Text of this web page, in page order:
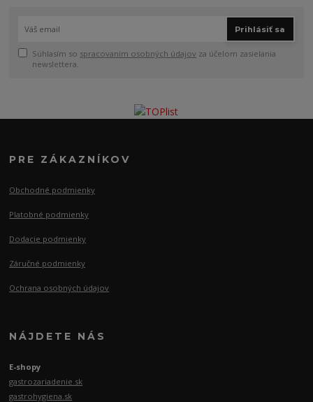
Prihlásiť sa
Súhlasím so spracovaním osobných údajov za účelom zasielania
newslettera.
PRE ZÁKAZNÍKOV
Obchodné podmienky
Platobné podmienky
Dodacie podmienky
Záručné podmienky
Ochrana osobných údajov
NÁJDETE NÁS
E-shopy
gastrozariadenie.sk
gastrohygiena.sk